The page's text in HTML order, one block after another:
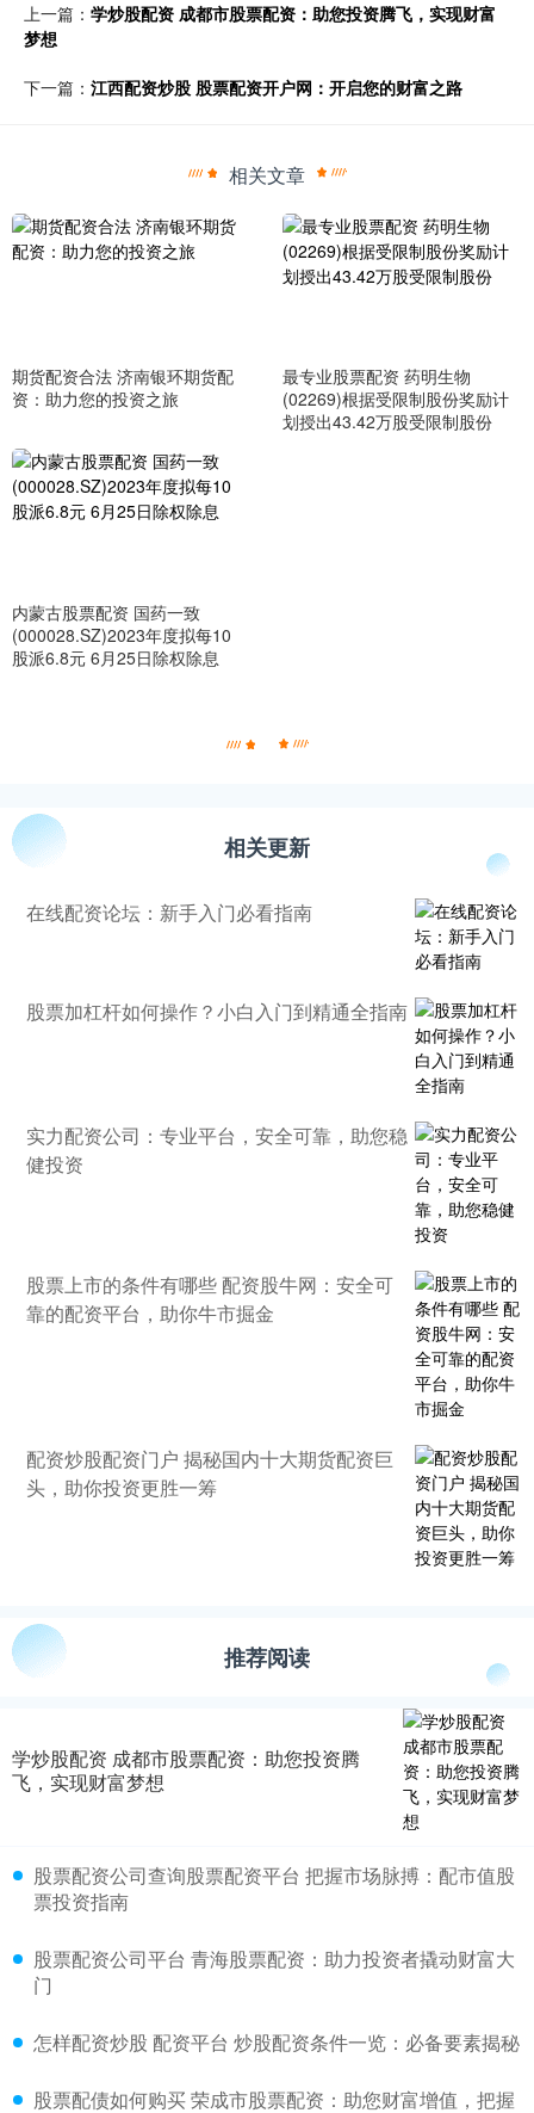
上一篇： 学炒股配资 成都市股票配资：助您投资腾飞，实现财富
梦想
下一篇： 江西配资炒股 股票配资开户网：开启您的财富之路
相关文章
期货配资合法 济南银环期货配
资：助力您的投资之旅
最专业股票配资 药明生物
(02269)根据受限制股份奖励计
划授出43.42万股受限制股份
内蒙古股票配资 国药一致
(000028.SZ)2023年度拟每10
股派6.8元 6月25日除权除息
相关更新
在线配资论坛：新手入门必看指南
股票加杠杆如何操作？小白入门到精通全指南
实力配资公司：专业平台，安全可靠，助您稳
健投资
股票上市的条件有哪些 配资股牛网：安全可
靠的配资平台，助你牛市掘金
配资炒股配资门户 揭秘国内十大期货配资巨
头，助你投资更胜一筹
推荐阅读
学炒股配资 成都市股票配资：助您投资腾
飞，实现财富梦想
股票配资公司查询股票配资平台 把握市场脉搏：配市值股
票投资指南
股票配资公司平台 青海股票配资：助力投资者撬动财富大
门
怎样配资炒股 配资平台 炒股配资条件一览：必备要素揭秘
股票配债如何购买 荣成市股票配资：助您财富增值，把握